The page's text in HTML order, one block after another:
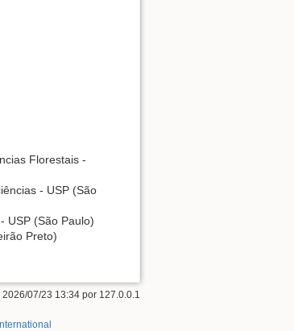
Florestais -
- USP (São
USP (São Paulo)
Preto)
2026/07/23 13:34 por 127.0.0.1